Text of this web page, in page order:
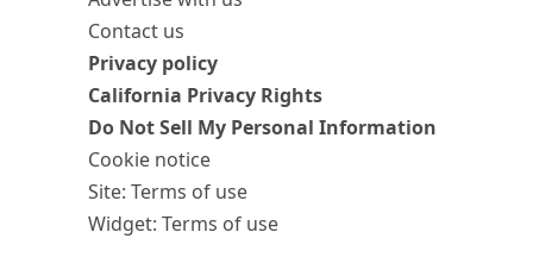
Contact us
Privacy policy
California Privacy Rights
Do Not Sell My Personal Information
Cookie notice
Site: Terms of use
Widget: Terms of use